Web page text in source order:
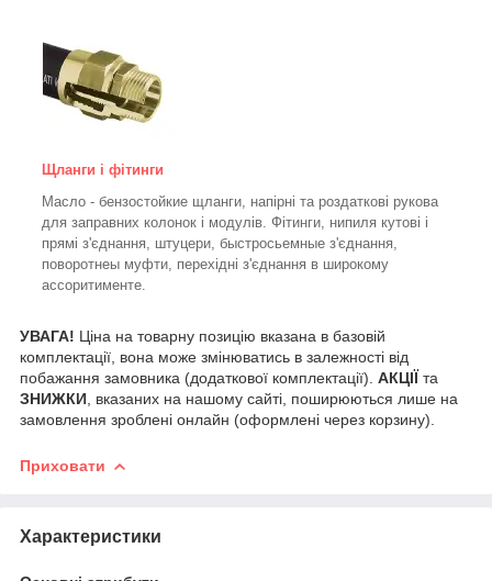
Щланги і фітинги
Масло - бензостойкие щланги, напірні та роздаткові рукова
для заправних колонок і модулів. Фітинги, нипиля кутові і
прямі з'єднання, штуцери, быстросьемные з'єднання,
поворотнеы муфти, перехідні з'єднання в широкому
ассоритименте.
УВАГА! Ціна на товарну позицію вказана в базовій
комплектації, вона може змінюватись в залежності від
побажання замовника (додаткової комплектації). АКЦІЇ та
ЗНИЖКИ , вказаних на нашому сайті, поширюються лише на
замовлення зроблені онлайн (оформлені через корзину).
Приховати
Характеристики